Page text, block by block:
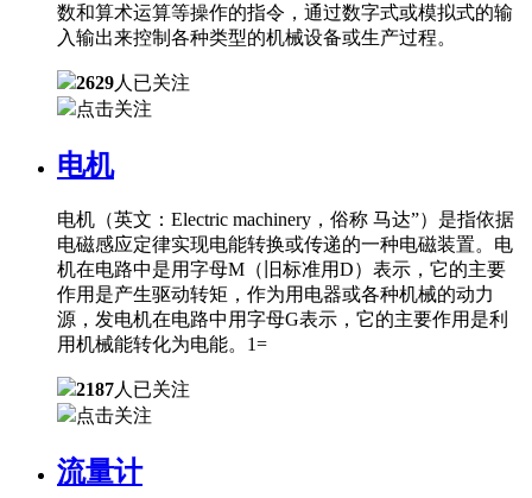
数和算术运算等操作的指令，通过数字式或模拟式的输
入输出来控制各种类型的机械设备或生产过程。
2629人已关注
点击关注
电机
电机（英文：Electric machinery，俗称 马达”）是指依据
电磁感应定律实现电能转换或传递的一种电磁装置。电
机在电路中是用字母M（旧标准用D）表示，它的主要
作用是产生驱动转矩，作为用电器或各种机械的动力
源，发电机在电路中用字母G表示，它的主要作用是利
用机械能转化为电能。1=
2187人已关注
点击关注
流量计